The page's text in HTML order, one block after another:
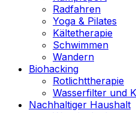
Radfahren
Yoga & Pilates
Kältetherapie
Schwimmen
Wandern
Biohacking
Rotlichttherapie
Wasserfilter und
Nachhaltiger Haushalt